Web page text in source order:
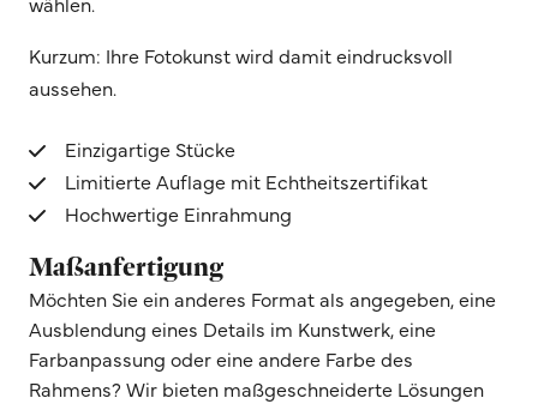
Kurzum: Ihre Fotokunst wird damit eindrucksvoll
aussehen.
Einzigartige Stücke
Limitierte Auflage mit Echtheitszertifikat
Hochwertige Einrahmung
Maßanfertigung
Möchten Sie ein anderes Format als angegeben, eine
Ausblendung eines Details im Kunstwerk, eine
Farbanpassung oder eine andere Farbe des
Rahmens? Wir bieten maßgeschneiderte Lösungen